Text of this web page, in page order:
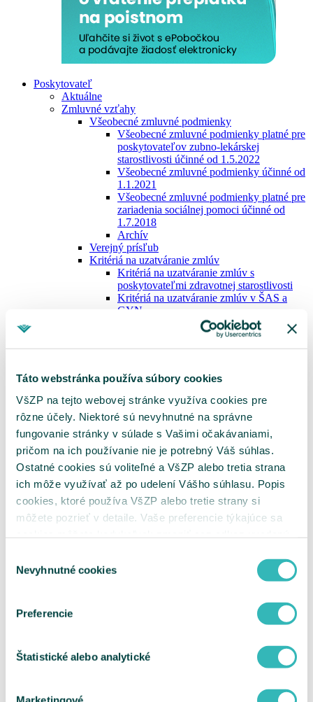
Táto webstránka používa súbory cookies
VšZP na tejto webovej stránke využíva cookies pre
rôzne účely. Niektoré sú nevyhnutné na správne
fungovanie stránky v súlade s Vašimi očakávaniami,
pričom na ich používanie nie je potrebný Váš súhlas.
Ostatné cookies sú voliteľné a VšZP alebo tretia strana
ich môže využívať až po udelení Vášho súhlasu. Popis
cookies, ktoré používa VšZP alebo tretie strany si
môžete pozrieť v detaile. Vaše preferencie týkajúce sa
súhlasu
Nevyhnutné cookies
Preferencie
Štatistické alebo analytické
Poskytovateľ
Aktuálne
Zmluvné vzťahy
Všeobecné zmluvné podmienky
Všeobecné zmluvné podmienky platné pre
poskytovateľov zubno-lekárskej
starostlivosti účinné od 1.5.2022
Všeobecné zmluvné podmienky účinné od
1.1.2021
Všeobecné zmluvné podmienky platné pre
zariadenia sociálnej pomoci účinné od
1.7.2018
Archív
Verejný prísľub
Kritériá na uzatváranie zmlúv
Kritériá na uzatváranie zmlúv s
poskytovateľmi zdravotnej starostlivosti
Kritériá na uzatváranie zmlúv v ŠAS a
GYN
Kritériá na uzatváranie zmlúv so ZZS
Kritériá na uzatváranie zmlúv v ÚZS
Kritériá na uzatváranie zmlúv s ADOS
Kritériá na uzatváranie zmlúv so Z-LPS
Kritériá na uzatváranie zmlúv so ZSP
Kritériá na uzatváranie zmlúv s
poskytovateľmi nových MR pracovísk
Kritériá na uzatváranie zmlúv s
poskytovateľmi nových CT pracovísk
Hodnotiace parametre
Metodika k hodnotiacim parametrom pre
VLD, VLDD, GYN a ŠAS
Metodika k hodnotiacim parametrom pre
ADOS
Metodika k hodnotiacim parametrom pre
DIAL
Metodika k hodnotiacim parametrom pre
Metodika k hodnotiacim parametrom pre
Metodika k hodnotiacim parametrom pre
Sieť MR pracovísk
Sieť CT pracovísk